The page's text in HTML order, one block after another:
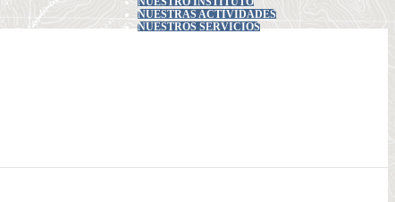
NUESTRAS ACTIVIDADES
NUESTROS SERVICIOS